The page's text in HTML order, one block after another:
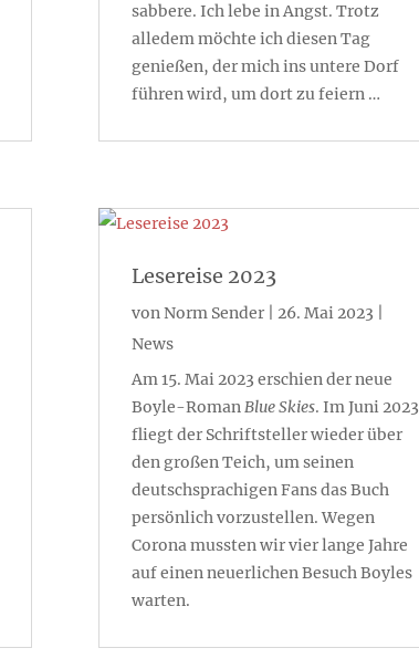
sabbere. Ich lebe in Angst. Trotz
alledem möchte ich diesen Tag
genießen, der mich ins untere Dorf
führen wird, um dort zu feiern …
Lesereise 2023
vonNorm Sender| 26. Mai 2023
News
Am 15. Mai 2023 erschien der neue
Boyle-RomanBlue Skies. Im Juni 2023
fliegt der Schriftsteller wieder über
den großen Teich, um seinen
deutschsprachigen Fans das Buch
persönlich vorzustellen. Wegen
Corona mussten wir vier lange Jahre
auf einen neuerlichen Besuch Boyles
warten.